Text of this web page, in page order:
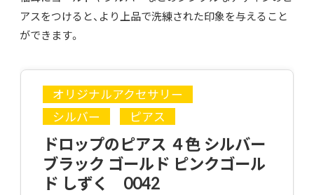
アスをつけると、より上品で洗練された印象を与えること
ができます。
オリジナルアクセサリー
シルバー
ピアス
ドロップのピアス ４色 シルバー
ブラック ゴールド ピンクゴール
ド しずく 0042